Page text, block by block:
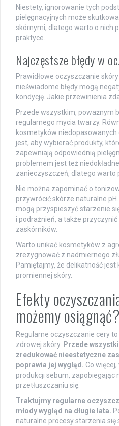
Niestety, ignorowanie tych
pielęgnacyjnych może
skórnymi, dlatego warto o nich
praktyce.
Najczęstsze błędy w
Prawidłowe oczyszczanie
nieświadome błędy mogą
kondycję. Jakie przewinienia
Przede wszystkim, poważnym
regularnego mycia twarzy.
kosmetyków niedopasowanych
jest, aby wybierać produkty,
zapewniają odpowiednią
problemem jest też
zanieczyszczeń, dlatego warto
Nie można zapominać o
przywrócić skórze naturalne
mogą przyspieszyć starzenie
i podrażnień, a także
zaskórników.
Warto unikać kosmetyków z
zrezygnować z nadmiernego
Pamiętajmy, że delikatność
promiennej skóry.
Efekty
możemy osiągnąć?
Regularne oczyszczanie cery
zdrowej skóry. Przede
zredukować nieestetyczne
poprawia jej wygląd. Co
produkcji sebum, zapobiegając
przetłuszczaniu się.
Traktujmy regularne
młody wygląd na długie lata.
naturalne procesy starzenia się